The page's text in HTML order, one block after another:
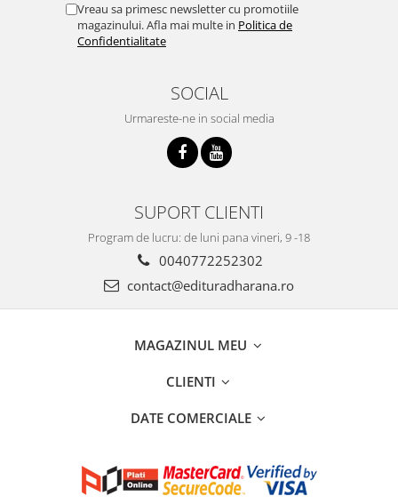
Vreau sa primesc newsletter cu promotiile
magazinului. Afla mai multe in Politica de
Confidentialitate
SOCIAL
Urmareste-ne in social media
SUPORT CLIENTI
Program de lucru: de luni pana vineri, 9 -18
0040772252302
contact@edituradharana.ro
MAGAZINUL MEU
CLIENTI
DATE COMERCIALE